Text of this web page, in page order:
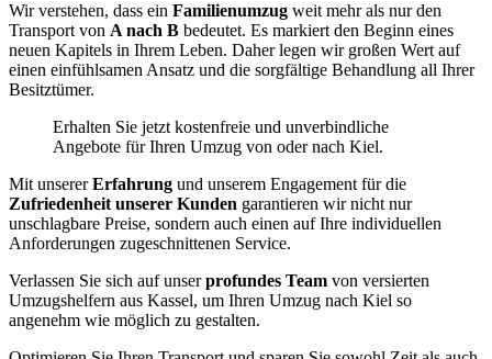
Wir verstehen, dass ein Familienumzug weit mehr als nur den
Transport von A nach B bedeutet. Es markiert den Beginn eines
neuen Kapitels in Ihrem Leben. Daher legen wir großen Wert auf
einen einfühlsamen Ansatz und die sorgfältige Behandlung all Ihrer
Besitztümer.
Erhalten Sie jetzt kostenfreie und unverbindliche
Angebote für Ihren Umzug von oder nach Kiel.
Mit unsererErfahrung und unserem Engagement für die
Zufriedenheit unserer Kunden garantieren wir nicht nur
unschlagbare Preise, sondern auch einen auf Ihre individuellen
Anforderungen zugeschnittenen Service.
Verlassen Sie sich auf unserprofundes Team von versierten
Umzugshelfern aus Kassel, um Ihren Umzug nach Kiel so
angenehm wie möglich zu gestalten.